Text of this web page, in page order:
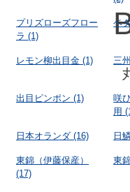
プリズローズフロー
ラ (1)
ベ
レモン柳出目金 (1) 三
出目ピンポン (1)
咲
用
日本オランダ (16) 日
東錦（伊藤保産）
(17)
東